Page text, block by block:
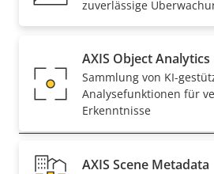
Eigentumsbeschreibung
Secure Boot
Allgemein
Eigentumsbeschreibung
Remote-Fokus
zuverlässige
AXIS Object Analytics
Sammlung von KI-
Analysefunktionen für
Erkenntnisse
AXIS Scene Metadata